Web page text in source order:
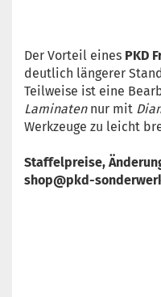
Der Vorteil eines PKD
deutlich längerer
Teilweise ist eine
Laminatennur mit
Werkzeuge zu leicht
Staffelpreise,
shop@pkd-